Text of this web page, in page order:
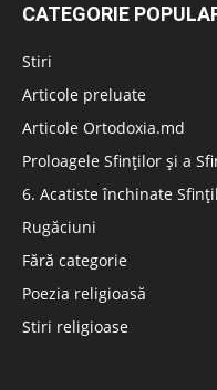
CATEGORIE
Stiri
Articole preluate
Articole Ortodoxia.md
Proloagele Sfinților și a
6. Acatiste închinate
Rugăciuni
Fără categorie
Poezia religioasă
Stiri religioase